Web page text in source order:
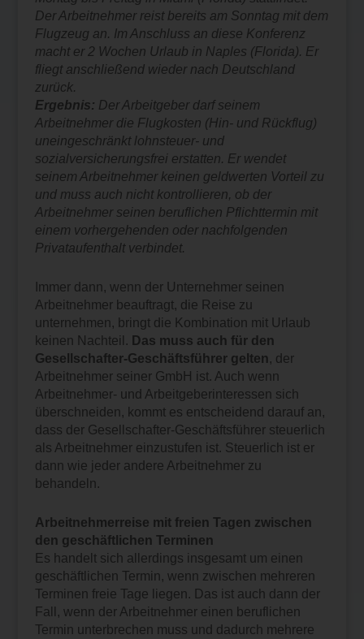
Der Arbeitnehmer reist bereits am Sonntag mit dem
Flugzeug an. Im Anschluss an diese Konferenz
macht er 2 Wochen Urlaub in Naples (Florida). Er
fliegt anschließend wieder nach Deutschland
zurück.
Ergebnis: Der Arbeitgeber darf seinem
Arbeitnehmer die Flugkosten (Hin- und Rückflug)
uneingeschränkt lohnsteuer- und
sozialversicherungsfrei erstatten. Er wendet
seinem Arbeitnehmer keinen geldwerten Vorteil zu
und muss auch nicht kontrollieren, ob der
Arbeitnehmer seinen beruflichen Pflichttermin mit
einem vorhergehenden oder nachfolgenden
Privataufenthalt verbindet.
Immer dann, wenn der Unternehmer seinen
Arbeitnehmer beauftragt, die Reise zu
unternehmen, bringt die Kombination mit Urlaub
keinen Nachteil. Das muss auch für den
Gesellschafter-Geschäftsführer gelten, der
Arbeitnehmer seiner GmbH ist. Auch wenn
Arbeitnehmer- und Arbeitgeberinteressen sich
überschneiden, kommt es entscheidend darauf an,
dass der Gesellschafter-Geschäftsführer steuerlich
als Arbeitnehmer einzustufen ist. Steuerlich ist er
dann wie jeder andere Arbeitnehmer zu
behandeln.
Arbeitnehmerreise mit freien Tagen zwischen
den geschäftlichen Terminen
Es handelt sich allerdings insgesamt um einen
geschäftlichen Termin, wenn zwischen mehreren
Terminen freie Tage liegen. Das ist auch dann der
Fall, wenn der Arbeitnehmer einen beruflichen
Termin unterbrechen muss und dadurch mehrere